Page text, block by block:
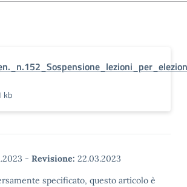
kb
- Revisione: 22.03.2023
specificato, questo articolo è